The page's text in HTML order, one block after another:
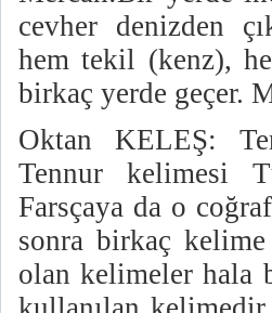
cevher denizden
hem tekil (kenz),
birkaç yerde geçer.
Oktan KELEŞ:
Tennur kelimesi
Farsçaya da o
sonra birkaç
olan kelimeler hala